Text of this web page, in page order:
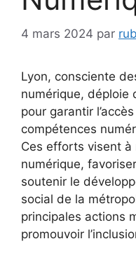
4 mars 2024 par
Lyon, consciente
numérique, déploie
pour garantir
compétences
Ces efforts visent
numérique,
soutenir le
social de la
principales actions
promouvoir